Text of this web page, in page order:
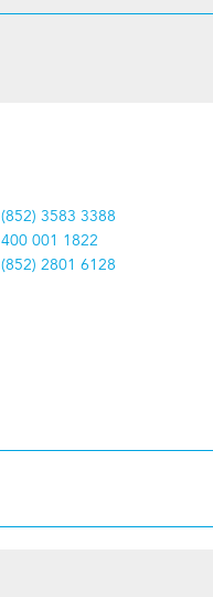
(852) 3583 3388
400 001 1822
(852) 2801 6128